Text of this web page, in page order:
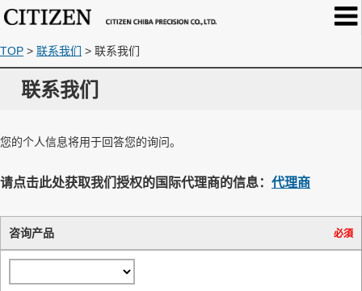
TOP > 联系我们 > 联系我们
联系我们
您的个人信息将用于回答您的询问。
请点击此处获取我们授权的国际代理商的信息： 代理商
咨询产品 必須